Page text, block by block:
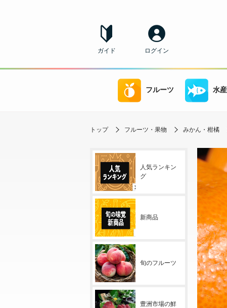
ガイド ログイン
フルーツ 水
トップ フルーツ・果物 みかん・柑橘
人気ランキン
グ
新商品
旬のフルーツ
豊洲市場の鮮